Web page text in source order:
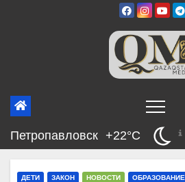
Петропавловск +22°C
ДЕТИ ЗАКОН НОВОСТИ ОБРАЗОВАНИЕ